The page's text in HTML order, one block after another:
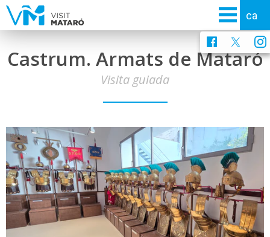
Castrum. Armats de Mataró
Visita guiada